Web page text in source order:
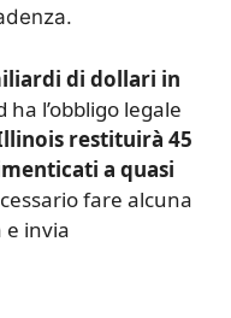
di dollari in
ha l’obbligo legale
restituirà 45
a quasi
fare alcuna
e invia